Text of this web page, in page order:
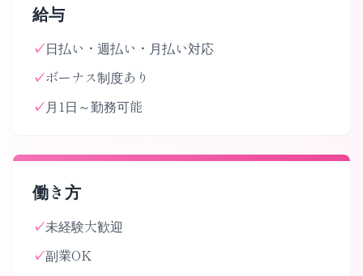
給与
✓日払い・週払い・月払い対応
✓ボーナス制度あり
✓月1日～勤務可能
働き方
✓未経験大歓迎
✓副業OK